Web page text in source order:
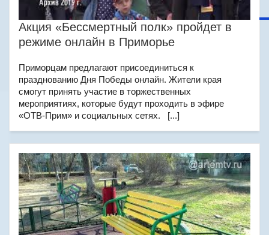
Акция «Бессмертный полк» пройдет в
режиме онлайн в Приморье
Приморцам предлагают присоединиться к
празднованию Дня Победы онлайн. Жители края
смогут принять участие в торжественных
мероприятиях, которые будут проходить в эфире
«ОТВ-Прим» и социальных сетях. [...]